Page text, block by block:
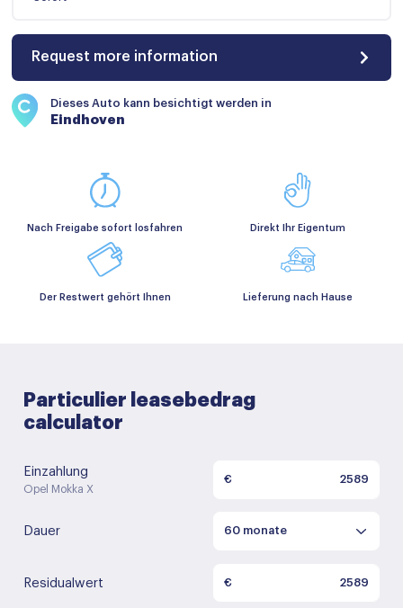
Request more information
Dieses Auto kann besichtigt werden in
Eindhoven
Nach Freigabe sofort losfahren Direkt Ihr Eigentum
Der Restwert gehört Ihnen Lieferung nach Hause
Particulier leasebedrag
calculator
Einzahlung
Opel Mokka X
€
Dauer
Residualwert €